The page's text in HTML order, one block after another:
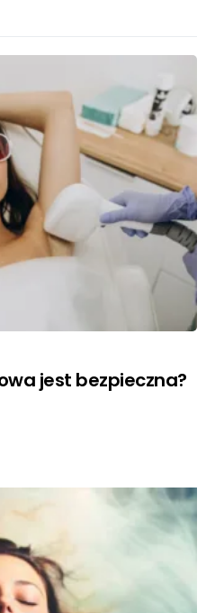
jest bezpieczna?